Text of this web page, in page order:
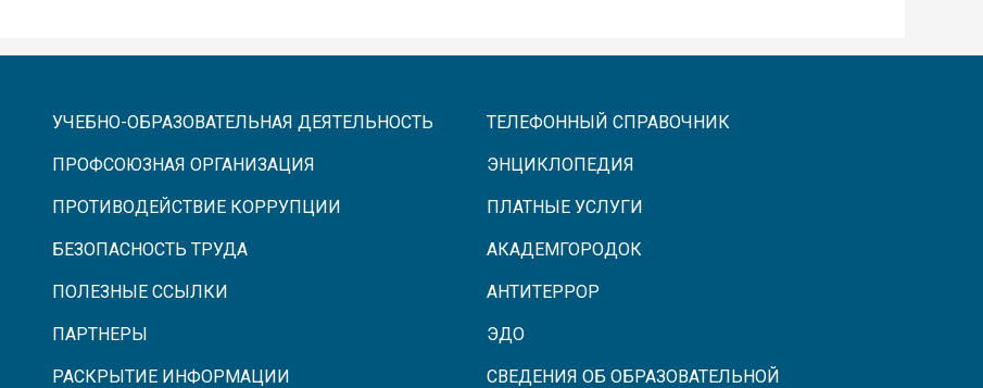
УЧЕБНО-ОБРАЗОВАТЕЛЬНАЯ ДЕЯТЕЛЬНОСТЬ
ПРОФСОЮЗНАЯ ОРГАНИЗАЦИЯ
ПРОТИВОДЕЙСТВИЕ КОРРУПЦИИ
БЕЗОПАСНОСТЬ ТРУДА
ПОЛЕЗНЫЕ ССЫЛКИ
ПАРТНЕРЫ
РАСКРЫТИЕ ИНФОРМАЦИИ
ТЕЛЕФОННЫЙ СПРАВОЧНИК
ЭНЦИКЛОПЕДИЯ
ПЛАТНЫЕ УСЛУГИ
АКАДЕМГОРОДОК
АНТИТЕРРОР
ЭДО
СВЕДЕНИЯ ОБ ОБРАЗОВАТЕЛЬНОЙ